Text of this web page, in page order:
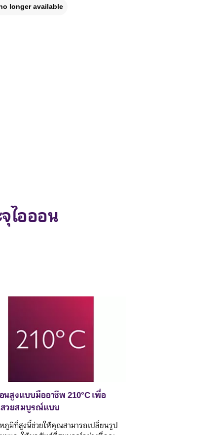
longer available
ไอออน
นสูงแบบมืออาชีพ 210°C เพื่อ
วยสมบูรณ์แบบ
มิที่สูงนี้ช่วยให้คุณสามารถเปลี่ยนรูป